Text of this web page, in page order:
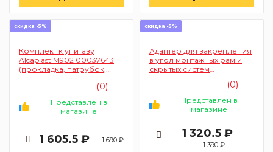
скидка -5%
Комплект к унитазу
Alcaplast М902 00037643
(прокладка, патрубок,
(0)
Представлен в
магазине
1 605.5 ₽ 1 690 ₽
скидка -5%
Адаптер для закрепления
в угол монтажных рам и
скрытых систем
(0)
Представлен в
магазине
1 320.5 ₽
1 390 ₽